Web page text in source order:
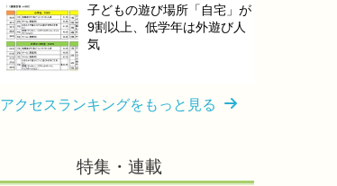
子どもの遊び場所「自宅」が
9割以上、低学年は外遊び人
気
アクセスランキングをもっと見る
特集・連載